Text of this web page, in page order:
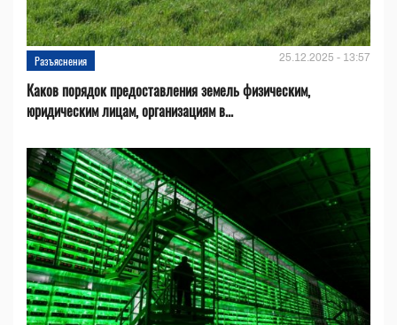
Разъяснения 25.12.2025 - 13:57
Каков порядок предоставления земель физическим,
юридическим лицам, организациям в...